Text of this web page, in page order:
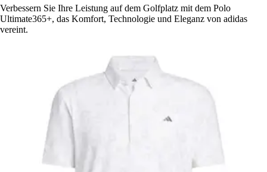
Verbessern Sie Ihre Leistung auf dem Golfplatz mit dem Polo
Ultimate365+, das Komfort, Technologie und Eleganz von adidas
vereint.